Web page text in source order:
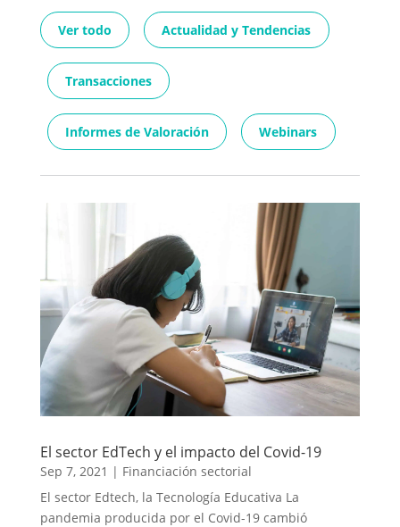
Ver todo Actualidad y Tendencias
Transacciones
Informes de Valoración Webinars
El sector EdTech y el impacto del Covid-19
Sep 7, 2021 | Financiación sectorial
El sector Edtech, la Tecnología Educativa La
pandemia producida por el Covid-19 cambió